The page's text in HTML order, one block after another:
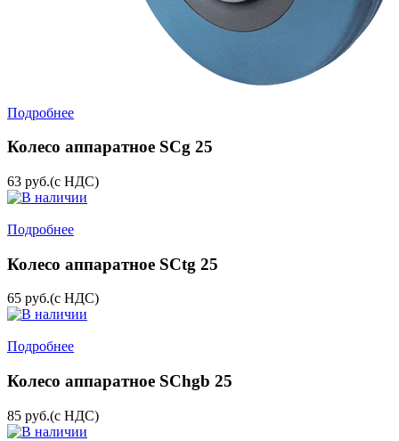
Подробнее
Колесо аппаратное SCg 25
63 руб.(с НДС)
Подробнее
Колесо аппаратное SCtg 25
65 руб.(с НДС)
Подробнее
Колесо аппаратное SChgb 25
85 руб.(с НДС)